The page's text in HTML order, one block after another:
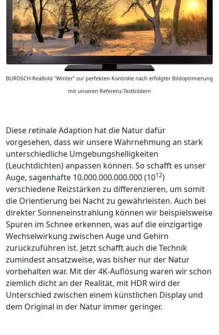
BUROSCH-Realbild "Winter" zur perfekten Kontrolle nach erfolgter Bildoptimierung
mit unseren Referenz-Testbildern
Diese retinale Adaption hat die Natur dafür
vorgesehen, dass wir unsere Wahrnehmung an stark
unterschiedliche Umgebungshelligkeiten
(Leuchtdichten) anpassen können. So schafft es unser
Auge, sagenhafte 10.000.000.000.000 (1012)
verschiedene Reizstärken zu differenzieren, um somit
die Orientierung bei Nacht zu gewährleisten. Auch bei
direkter Sonneneinstrahlung können wir beispielsweise
Spuren im Schnee erkennen, was auf die einzigartige
Wechselwirkung zwischen Auge und Gehirn
zurückzuführen ist. Jetzt schafft auch die Technik
zumindest ansatzweise, was bisher nur der Natur
vorbehalten war. Mit der 4K-Auflösung waren wir schon
ziemlich dicht an der Realität, mit HDR wird der
Unterschied zwischen einem künstlichen Display und
dem Original in der Natur immer geringer.